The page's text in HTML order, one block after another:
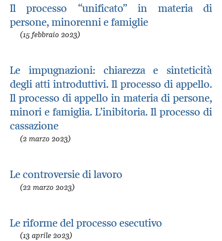
Il processo “unificato” in materia di
persone, minorenni e famiglie
(15 febbraio 2023)
Le impugnazioni: chiarezza e sinteticità
degli atti introduttivi. Il processo di appello.
Il processo di appello in materia di persone,
minori e famiglia. L’inibitoria. Il processo di
cassazione
(2 marzo 2023)
Le controversie di lavoro
(22 marzo 2023)
Le riforme del processo esecutivo
(13 aprile 2023)